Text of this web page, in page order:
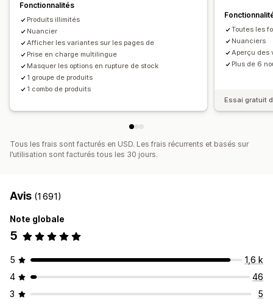
Disponibilité des stocks
Affichage des disponibilités en stock
Mises à jour automatiques
Fonctionnalités
Produits illimités
Nuancier
Afficher les variantes sur les pages de
Prise en charge multilingue
Masquer les options en rupture de stock
1 groupe de produits
1 combo de produits
Toutes les
Nuanciers
Aperçu des
Plus de 6
Essai gratuit
Tous les frais sont facturés en USD. Les frais récurrents et basés sur
l’utilisation sont facturés tous les 30 jours.
Avis (1 691)
Note globale
5
5
1,6 k
4
46
3
5